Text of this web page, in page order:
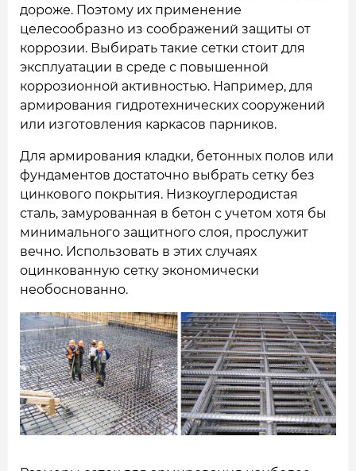
дороже. Поэтому их применение
целесообразно из соображений защиты от
коррозии. Выбирать такие сетки стоит для
эксплуатации в среде с повышенной
коррозионной активностью. Например, для
армирования гидротехнических сооружений
или изготовления каркасов парников.
Для армирования кладки, бетонных полов или
фундаментов достаточно выбрать сетку без
цинкового покрытия. Низкоуглеродистая
сталь, замурованная в бетон с учетом хотя бы
минимального защитного слоя, прослужит
вечно. Использовать в этих случаях
оцинкованную сетку экономически
необоснованно.